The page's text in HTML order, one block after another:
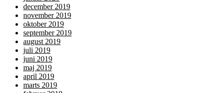
december 2019
november 2019
oktober 2019
september 2019
august 2019
juli 2019
juni 2019
maj 2019
april 2019
marts 2019